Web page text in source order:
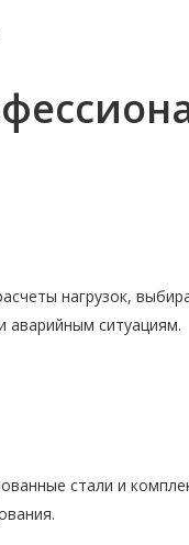
нагрузок,
аварийным ситуациям.
стали и